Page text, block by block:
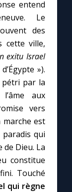
entend
Le
des
cette ville,
exitu Israel
»).
pétri par la
aux
vers
marche est
paradis qui
de Dieu. La
constitue
Touché
qui règne